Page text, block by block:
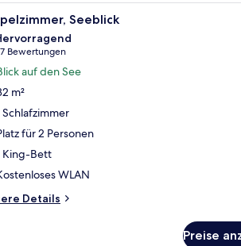
dahinter. Ein Hotelzimmer mit
Seeblick
10
Bewertungen
auf den See
m²
Schlafzimmer
für 2 Personen
King-Bett
WLAN
Details
Preise